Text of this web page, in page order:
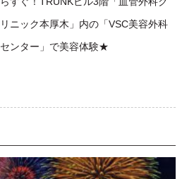
リニック本厚木」内の「VSC美容外科
センター」で美容体験★